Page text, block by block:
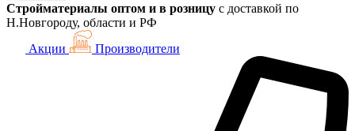
Стройматериалы оптом и в розницу с доставкой по
Н.Новгороду, области и РФ
Акции
Производители